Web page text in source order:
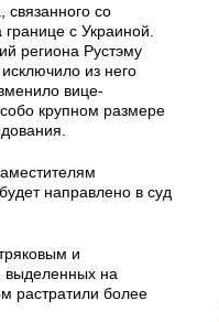
со
с Украиной.
региона Рустэму
из него
вице-
крупном размере
направлено в суд
и
выделенных на
растратили более